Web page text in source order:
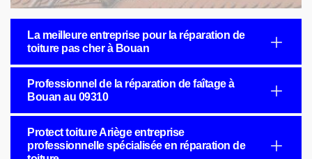
La meilleure entreprise pour la réparation de
toiture pas cher à Bouan
Professionnel de la réparation de faîtage à
Bouan au 09310
Protect toiture Ariège entreprise
professionnelle spécialisée en réparation de